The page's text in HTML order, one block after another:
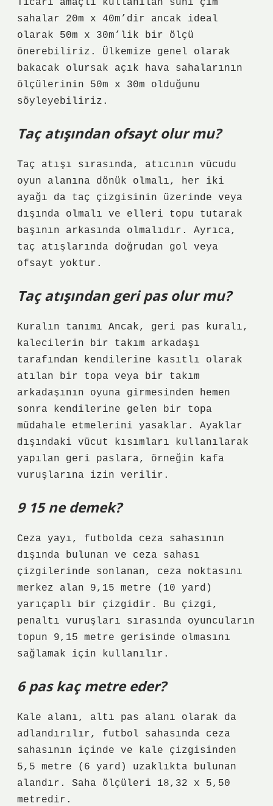
Ticari amaçlı kullanılan suni çim
sahalar 20m x 40m’dir ancak ideal
olarak 50m x 30m’lik bir ölçü
önerebiliriz. Ülkemize genel olarak
bakacak olursak açık hava sahalarının
ölçülerinin 50m x 30m olduğunu
söyleyebiliriz.
Taç atışından ofsayt olur mu?
Taç atışı sırasında, atıcının vücudu
oyun alanına dönük olmalı, her iki
ayağı da taç çizgisinin üzerinde veya
dışında olmalı ve elleri topu tutarak
başının arkasında olmalıdır. Ayrıca,
taç atışlarında doğrudan gol veya
ofsayt yoktur.
Taç atışından geri pas olur mu?
Kuralın tanımı Ancak, geri pas kuralı,
kalecilerin bir takım arkadaşı
tarafından kendilerine kasıtlı olarak
atılan bir topa veya bir takım
arkadaşının oyuna girmesinden hemen
sonra kendilerine gelen bir topa
müdahale etmelerini yasaklar. Ayaklar
dışındaki vücut kısımları kullanılarak
yapılan geri paslara, örneğin kafa
vuruşlarına izin verilir.
9 15 ne demek?
Ceza yayı, futbolda ceza sahasının
dışında bulunan ve ceza sahası
çizgilerinde sonlanan, ceza noktasını
merkez alan 9,15 metre (10 yard)
yarıçaplı bir çizgidir. Bu çizgi,
penaltı vuruşları sırasında oyuncuların
topun 9,15 metre gerisinde olmasını
sağlamak için kullanılır.
6 pas kaç metre eder?
Kale alanı, altı pas alanı olarak da
adlandırılır, futbol sahasında ceza
sahasının içinde ve kale çizgisinden
5,5 metre (6 yard) uzaklıkta bulunan
alandır. Saha ölçüleri 18,32 x 5,50
metredir.